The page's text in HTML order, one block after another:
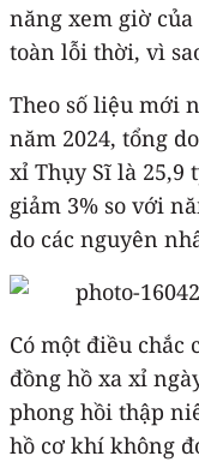
năng xem giờ
toàn lỗi thời, vì
Theo số liệu mới
năm 2024, tổng
xỉ Thụy Sĩ là 25,9
giảm 3% so với
do các nguyên
Có một điều
đồng hồ xa xỉ
phong hồi thập
hồ cơ khí không